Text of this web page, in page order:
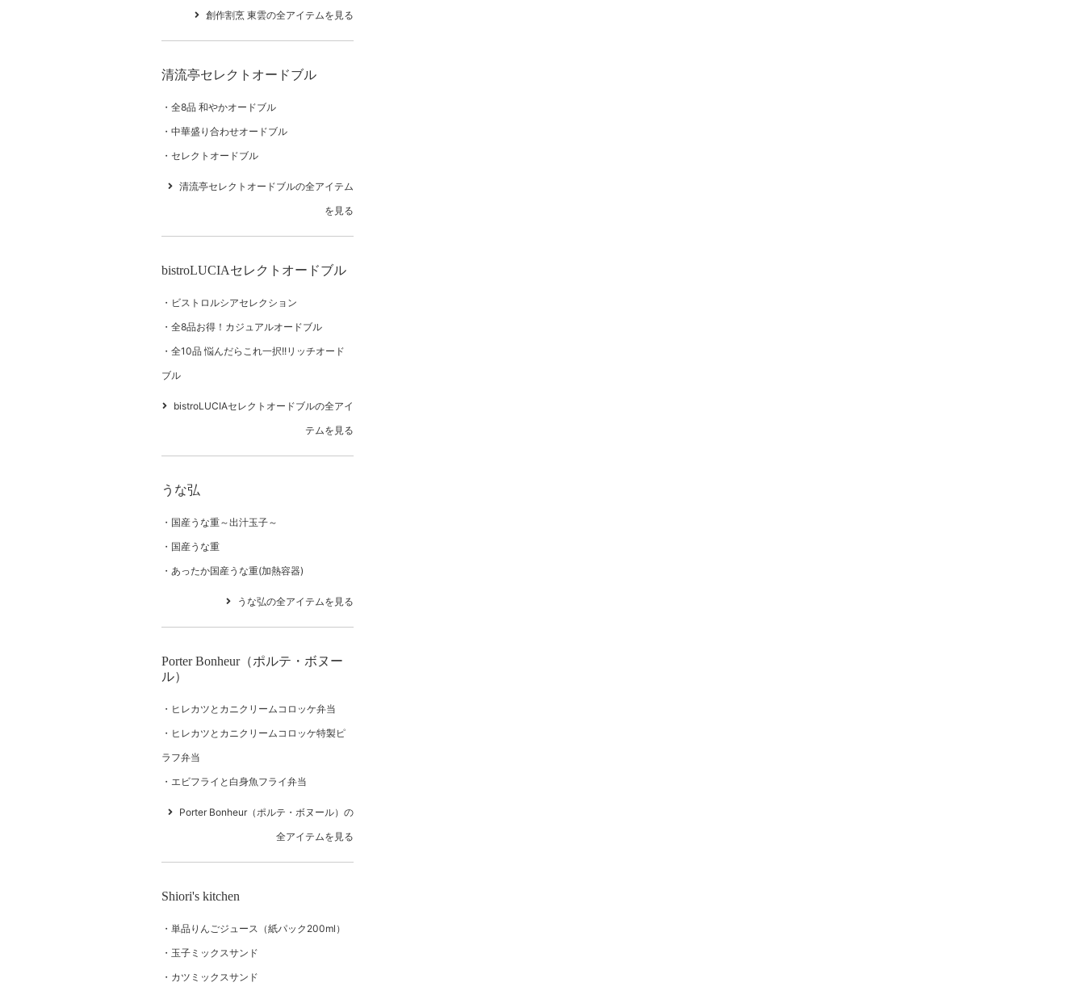
創作割烹 東雲の全アイテムを見る
清流亭セレクトオードブル
全8品 和やかオードブル
中華盛り合わせオードブル
セレクトオードブル
清流亭セレクトオードブルの全アイテム
を見る
bistroLUCIAセレクトオードブル
ビストロルシアセレクション
全8品お得！カジュアルオードブル
全10品 悩んだらこれ一択!!リッチオード
ブル
bistroLUCIAセレクトオードブルの全アイ
テムを見る
うな弘
国産うな重～出汁玉子～
国産うな重
あったか国産うな重(加熱容器)
うな弘の全アイテムを見る
Porter Bonheur（ポルテ・ボヌー
ル）
ヒレカツとカニクリームコロッケ弁当
ヒレカツとカニクリームコロッケ特製ピ
ラフ弁当
エビフライと白身魚フライ弁当
Porter Bonheur（ポルテ・ボヌール）の
全アイテムを見る
Shiori's kitchen
単品りんごジュース（紙パック200ml）
玉子ミックスサンド
カツミックスサンド